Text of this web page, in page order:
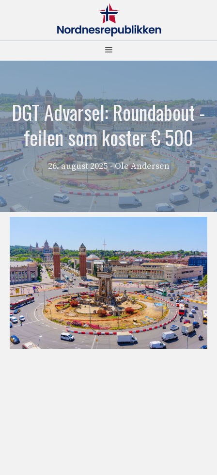
Meny
DGT Advarsel: Roundabout -
feilen som koster € 500
26. august 2025 - Ole Andersen